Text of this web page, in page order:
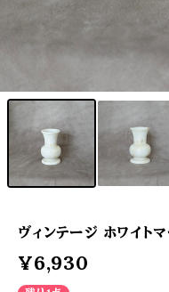
ヴィンテージ ホワイト
¥6,930